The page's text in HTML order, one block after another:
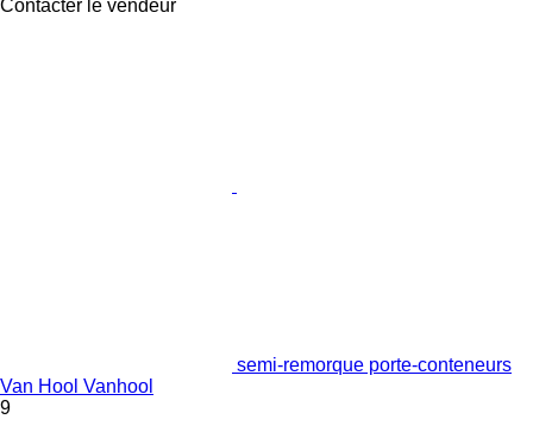
Contacter le vendeur
semi-remorque porte-conteneurs
Van Hool Vanhool
9